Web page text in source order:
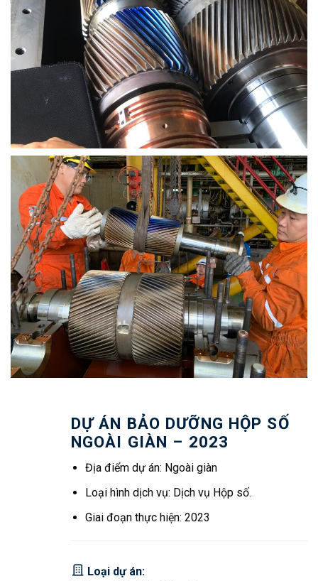
DỰ ÁN BẢO DƯỠNG HỘP SỐ
NGOÀI GIÀN – 2023
Địa điểm dự án: Ngoài giàn
Loại hình dịch vụ: Dịch vụ Hộp số.
Giai đoạn thực hiện: 2023
Loại dự án: